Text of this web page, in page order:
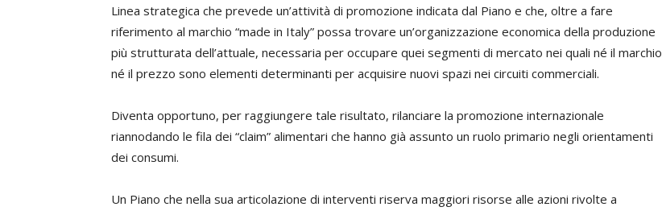
Linea strategica che prevede un’attività di promozione indicata dal Piano e che, oltre a fare
riferimento al marchio “made in Italy” possa trovare un’organizzazione economica della produzione
più strutturata dell’attuale, necessaria per occupare quei segmenti di mercato nei quali né il marchio
né il prezzo sono elementi determinanti per acquisire nuovi spazi nei circuiti commerciali.
Diventa opportuno, per raggiungere tale risultato, rilanciare la promozione internazionale
riannodando le fila dei “claim” alimentari che hanno già assunto un ruolo primario negli orientamenti
dei consumi.
Un Piano che nella sua articolazione di interventi riserva maggiori risorse alle azioni rivolte a